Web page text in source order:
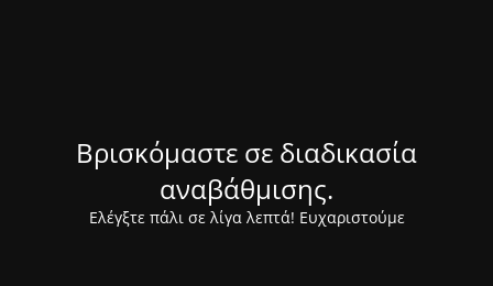
Βρισκόμαστε σε διαδικασία
αναβάθμισης.
Ελέγξτε πάλι σε λίγα λεπτά! Ευχαριστούμε